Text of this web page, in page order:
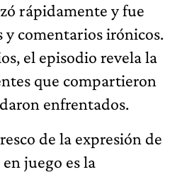
rápidamente y fue
y comentarios irónicos.
el episodio revela la
que compartieron
enfrentados.
de la expresión de
juego es la